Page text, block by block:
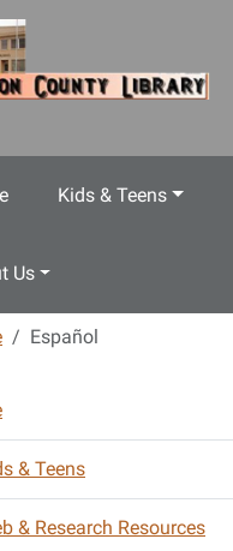
Kids & Teens
Us
Español
& Teens
& Research Resources